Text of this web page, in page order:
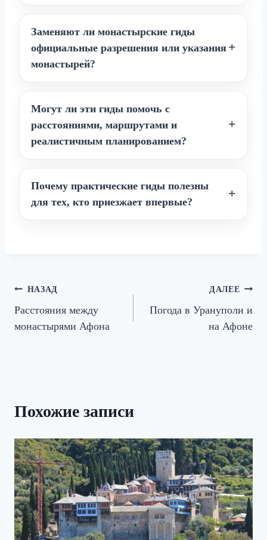
Заменяют ли монастырские гиды
официальные разрешения или указания
монастырей?
Могут ли эти гиды помочь с
расстояниями, маршрутами и
реалистичным планированием?
Почему практические гиды полезны
для тех, кто приезжает впервые?
Навигация
по
НАЗАД
Расстояния между
монастырями Афона
ДАЛЕЕ
Погода в Урануполи и
на Афоне
Похожие записи